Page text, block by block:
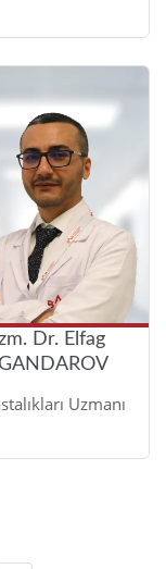
Dr. Elfag
Uzmanı